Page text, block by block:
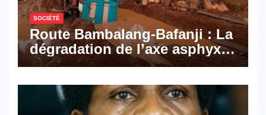
SOCIÉTÉ
Route Bambalang-Bafanji : La
dégradation de l’axe asphyxie
les activités économiques